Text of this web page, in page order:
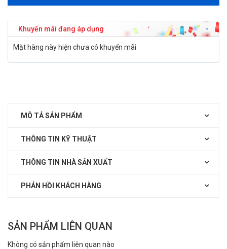
Khuyến mãi đang áp dụng
Mặt hàng này hiện chưa có khuyến mãi
MÔ TẢ SẢN PHẨM
THÔNG TIN KỸ THUẬT
THÔNG TIN NHÀ SẢN XUẤT
PHẢN HỒI KHÁCH HÀNG
SẢN PHẨM LIÊN QUAN
Không có sản phẩm liên quan nào